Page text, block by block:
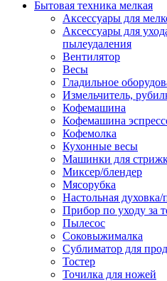
Бытовая техника мелкая
Аксессуары для
Аксессуары для
пылеудаления
Вентилятор
Весы
Гладильное
Измельчитель,
Кофемашина
Кофемашина
Кофемолка
Кухонные весы
Машинки для
Миксер/блендер
Мясорубка
Настольная духовка/
Прибор по уходу за
Пылесос
Соковыжималка
Сублиматор для
Тостер
Точилка для ножей